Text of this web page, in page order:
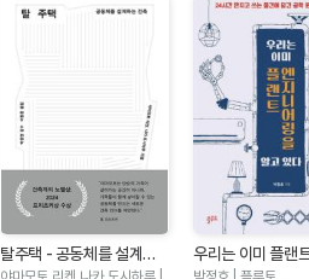
탈주택 - 공동체를 설계하
는 건축
우리는 이미 플랜
어링을 알고 있다 -